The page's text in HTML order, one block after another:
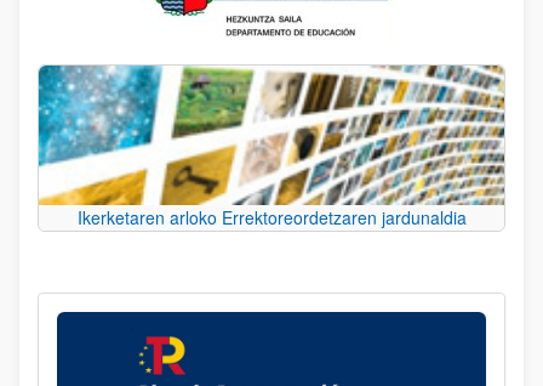
Ikerketaren arloko Errektoreordetzaren jardunaldia